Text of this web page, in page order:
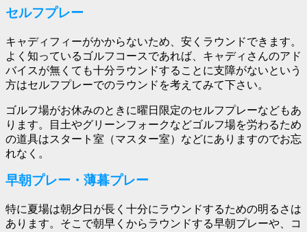
セルフプレー
キャディフィーがかからないため、安くラウンドできます。
よく知っているゴルフコースであれば、キャディさんのアド
バイスが無くても十分ラウンドすることに支障がないという
方はセルフプレーでのラウンドを考えてみて下さい。
ゴルフ場がお休みのときに曜日限定のセルフプレーなどもあ
ります。目土やグリーンフォークなどゴルフ場を労わるため
の道具はスタート室（マスター室）などにありますのでお忘
れなく。
早朝プレー・薄暮プレー
特に夏場は朝夕日が長く十分にラウンドするための明るさは
あります。そこで朝早くからラウンドする早朝プレーや、コ